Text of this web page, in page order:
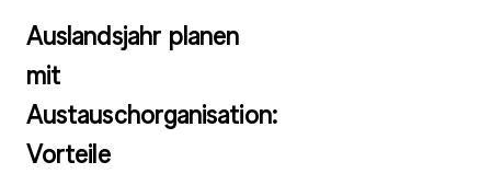
Auslandsjahr planen
mit
Austauschorganisation:
Vorteile